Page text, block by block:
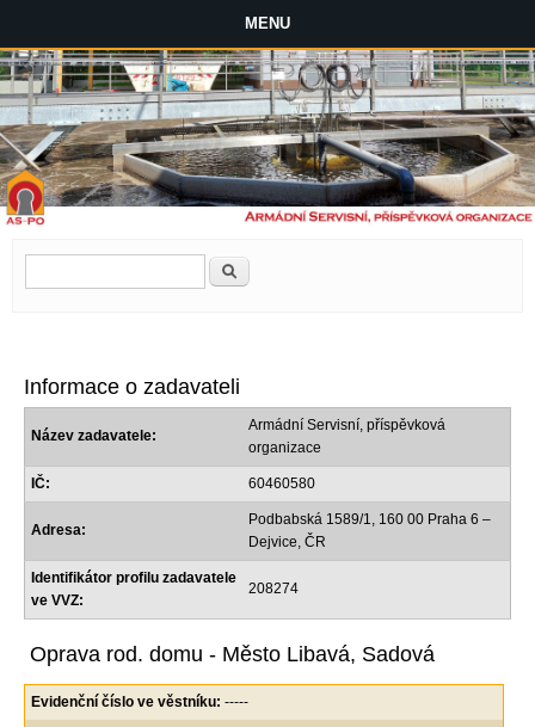
MENU
Informace o zadavateli
Název zadavatele:
Armádní Servisní, příspěvková
organizace
IČ: 60460580
Adresa:
Podbabská 1589/1, 160 00 Praha 6 –
Dejvice, ČR
Identifikátor profilu zadavatele
ve VVZ:
208274
Oprava rod. domu - Město Libavá, Sadová
Evidenční číslo ve věstníku: -----